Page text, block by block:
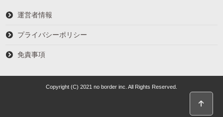
運営者情報
プライバシーポリシー
免責事項
Copyright (C) 2021 no border inc. All Rights Reserved.